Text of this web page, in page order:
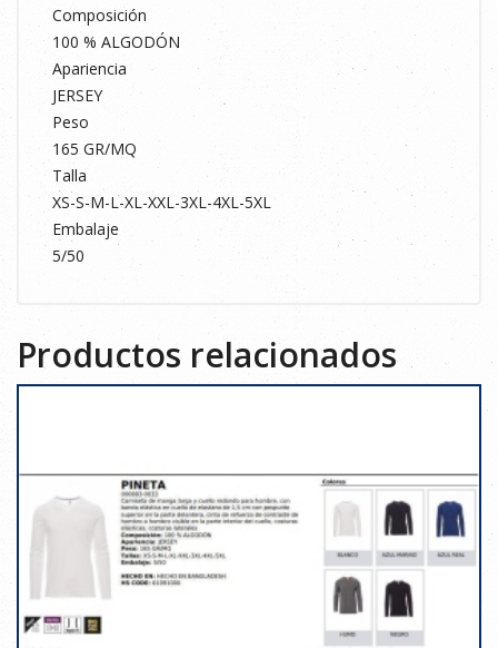
Composición
100 % ALGODÓN
Apariencia
JERSEY
Peso
165 GR/MQ
Talla
XS-S-M-L-XL-XXL-3XL-4XL-5XL
Embalaje
5/50
Productos relacionados